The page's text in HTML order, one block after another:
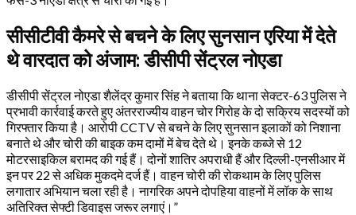
सीसीटीवी कैमरे से बचने के लिए सुनसान एरिया में देते
थे वारदात को अंजाम: डीसीपी सेंट्रल नोएडा
डीसीपी सेंट्रल नोएडा शैलेंद्र कुमार सिंह ने बताया कि थाना सेक्टर-63 पुलिस ने
प्रभावी कार्रवाई करते हुए अंतरराज्यीय वाहन चोर गिरोह के दो सक्रिय सदस्यों को
गिरफ्तार किया है। आरोपी CCTV से बचने के लिए सुनसान इलाकों को निशाना
बनाते थे और चोरी की बाइक कम दामों में बेच देते थे। इनके कब्जे से 12
मोटरसाइकिल बरामद की गई हैं। दोनों शातिर अपराधी हैं और दिल्ली-एनसीआर में
इन पर 22 से अधिक मुकदमे दर्ज हैं। वाहन चोरी की रोकथाम के लिए पुलिस
लगातार अभियान चला रही है। नागरिक अपने दोपहिया वाहनों में लॉक के साथ
अतिरिक्त सेफ्टी डिवाइस जरूर लगाएं।”